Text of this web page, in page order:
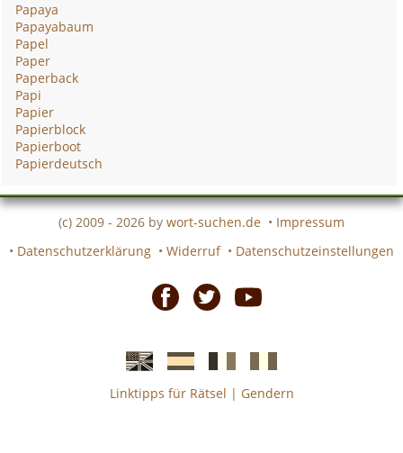
Papaya
Papayabaum
Papel
Paper
Paperback
Papi
Papier
Papierblock
Papierboot
Papierdeutsch
(c) 2009 - 2026 by wort-suchen.de • Impressum
• Datenschutzerklärung • Widerruf • Datenschutzeinstellungen
EnglischeSpanischefranzösicheitalienische
Linktipps für Rätsel | Gendern